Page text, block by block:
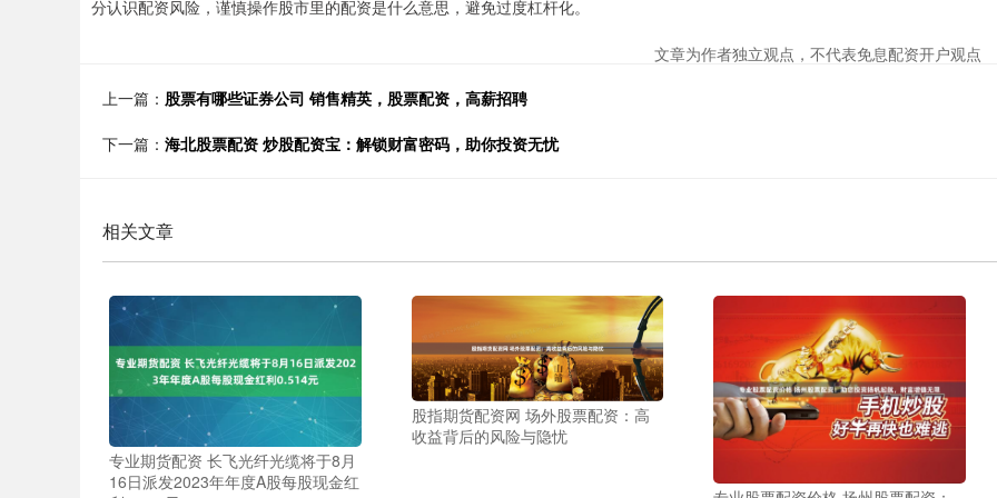
分认识配资风险，谨慎操作股市里的配资是什么意思，避免过度杠杆化。
文章为作者独立观点，不代表免息配资开户观点
上一篇： 股票有哪些证券公司 销售精英，股票配资，高薪招聘
下一篇： 海北股票配资 炒股配资宝：解锁财富密码，助你投资无忧
相关文章
专业期货配资 长飞光纤光缆将于8月
16日派发2023年年度A股每股现金红
股指期货配资网 场外股票配资：高
收益背后的风险与隐忧